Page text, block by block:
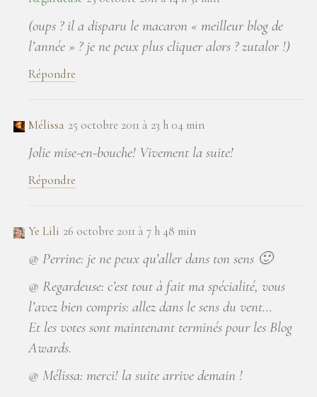
(oups ? il a disparu le macaron « meilleur blog de
l’année » ? je ne peux plus cliquer alors ? zutalor !)
Répondre
Mélissa 25 octobre 2011 à 23 h 04 min
Jolie mise-en-bouche! Vivement la suite!
Répondre
Ye Lili 26 octobre 2011 à 7 h 48 min
@ Perrine: je ne peux qu’aller dans ton sens 🙂
@ Regardeuse: c’est tout à fait ma spécialité, vous
l’avez bien compris: allez dans le sens du vent…
Et les votes sont maintenant terminés pour les Blog
Awards.
@ Mélissa: merci! la suite arrive demain !